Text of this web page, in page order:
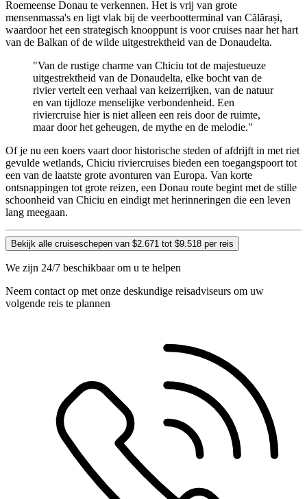
Roemeense Donau te verkennen. Het is vrij van grote
mensenmassa's en ligt vlak bij de veerbootterminal van Călărași,
waardoor het een strategisch knooppunt is voor cruises naar het hart
van de Balkan of de wilde uitgestrektheid van de Donaudelta.
"Van de rustige charme van Chiciu tot de majestueuze
uitgestrektheid van de Donaudelta, elke bocht van de
rivier vertelt een verhaal van keizerrijken, van de natuur
en van tijdloze menselijke verbondenheid. Een
riviercruise hier is niet alleen een reis door de ruimte,
maar door het geheugen, de mythe en de melodie."
Of je nu een koers vaart door historische steden of afdrijft in met riet
gevulde wetlands, Chiciu riviercruises bieden een toegangspoort tot
een van de laatste grote avonturen van Europa. Van korte
ontsnappingen tot grote reizen, een Donau route begint met de stille
schoonheid van Chiciu en eindigt met herinneringen die een leven
lang meegaan.
Bekijk alle cruiseschepen van $2.671 tot $9.518 per reis
We zijn 24/7 beschikbaar om u te helpen
Neem contact op met onze deskundige reisadviseurs om uw
volgende reis te plannen